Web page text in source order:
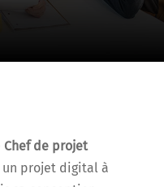
Chef de projet
projet digital à